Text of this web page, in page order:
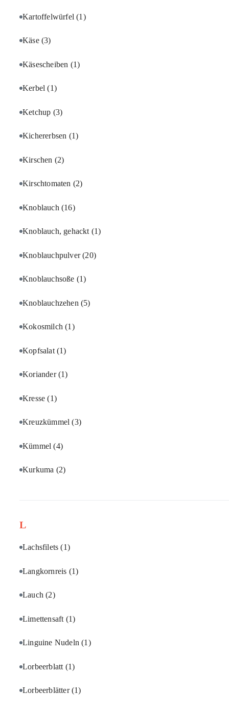
Kartoffelwürfel(1)
Käse (3)
Käsescheiben (1)
Kerbel(1)
Ketchup (3)
Kichererbsen (1)
Kirschen (2)
Kirschtomaten (2)
Knoblauch (16)
Knoblauch, gehackt (1)
Knoblauchpulver(20)
Knoblauchsoße (1)
Knoblauchzehen (5)
Kokosmilch(1)
Kopfsalat (1)
Koriander(1)
Kresse(1)
Kreuzkümmel(3)
Kümmel(4)
Kurkuma (2)
L
Lachsfilets(1)
Langkornreis (1)
Lauch(2)
Limettensaft (1)
Linguine Nudeln(1)
Lorbeerblatt (1)
Lorbeerblätter(1)